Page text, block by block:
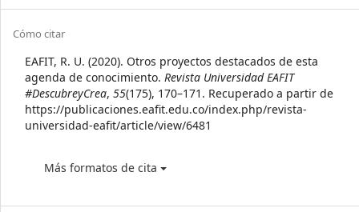
Article
Details
Cómo citar
EAFIT, R. U. (2020). Otros proyectos destacados de esta
agenda de conocimiento. Revista Universidad EAFIT
#DescubreyCrea, 55(175), 170–171. Recuperado a partir de
https://publicaciones.eafit.edu.co/index.php/revista-
universidad-eafit/article/view/6481
Más formatos de cita